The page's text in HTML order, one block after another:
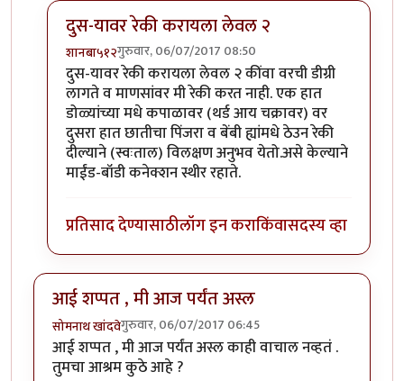
दुस-यावर रेकी करायला लेवल २
शानबा५१२गुरुवार, 06/07/2017 08:50
In reply toतुम्ही कट्याला या आणि हेbyप्रमोद देर्देकर
दुस-यावर रेकी करायला लेवल २ कींवा वरची डीग्री
लागते व माणसांवर मी रेकी करत नाही. एक हात
डोळ्यांच्या मधे कपाळावर (थर्ड आय चक्रावर) वर
दुसरा हात छातीचा पिंजरा व बेंबी ह्यांमधे ठेउन रेकी
दील्याने (स्वःताल) विलक्षण अनुभव येतो.असे केल्याने
माईंड-बॉडी कनेक्शन स्थीर रहाते.
प्रतिसाद देण्यासाठीलॉग इन कराकिंवासदस्य व्हा
आई शप्पत , मी आज पर्यंत अस्ल
सोमनाथ खांदवेगुरुवार, 06/07/2017 06:45
आई शप्पत , मी आज पर्यंत अस्ल काही वाचाल नव्हतं .
तुमचा आश्रम कुठे आहे ?